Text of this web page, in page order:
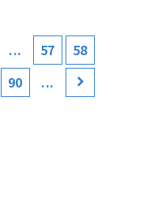
... 57
58
90 ...